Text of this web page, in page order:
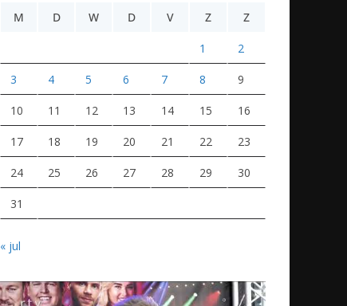
M
D W D V Z Z
1 2
3 4 5 6 7 8 9
10 11 12 13 14 15 16
17 18 19 20 21 22 23
24 25 26 27 28 29 30
31
« jul